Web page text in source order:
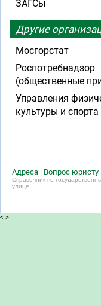
ЗАГСы
Другие
Мосгорстат
Роспотребнадзор
(общественные
Управления
культуры и спорта
Адреса | Вопрос юристу
Справочник по
улице.
< >